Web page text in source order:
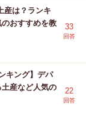
産は？ランキ
おすすめを教
33
回答
キング】デパ
産など人気の
22
回答